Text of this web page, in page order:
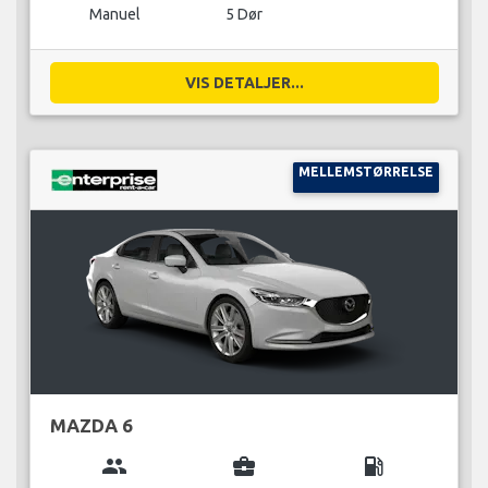
Manuel 5 Dør
VIS DETALJER...
MELLEMSTØRRELSE
MAZDA 6
group business_center local_gas_station